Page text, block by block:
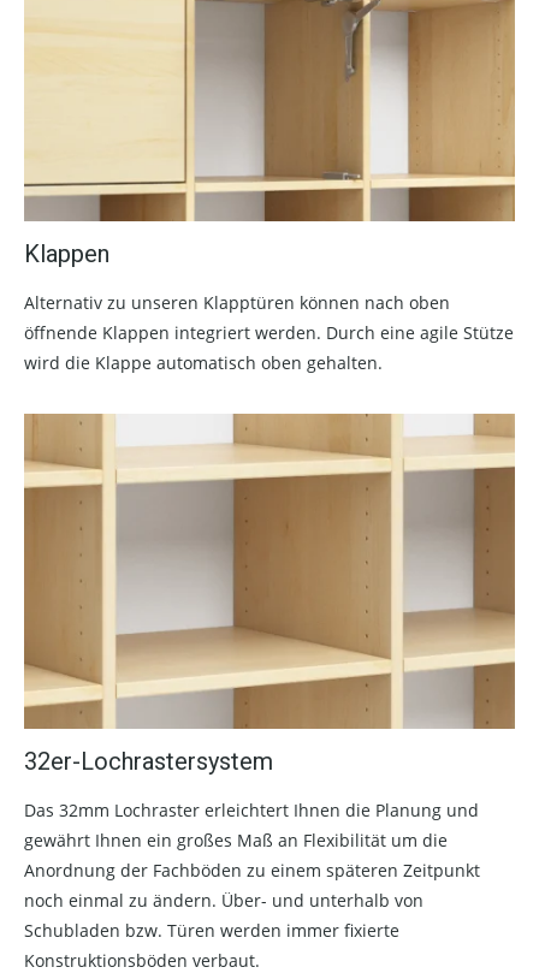
Klappen
Alternativ zu unseren Klapptüren können nach oben
öffnende Klappen integriert werden. Durch eine agile Stütze
wird die Klappe automatisch oben gehalten.
32er-Lochrastersystem
Das 32mm Lochraster erleichtert Ihnen die Planung und
gewährt Ihnen ein großes Maß an Flexibilität um die
Anordnung der Fachböden zu einem späteren Zeitpunkt
noch einmal zu ändern. Über- und unterhalb von
Schubladen bzw. Türen werden immer fixierte
Konstruktionsböden verbaut.